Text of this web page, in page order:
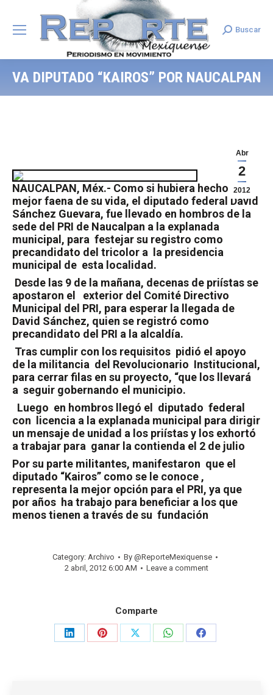
Search:
Buscar
VA DIPUTADO “KAIROS” POR NAUCALPAN
Abr
2
2012
NAUCALPAN, Méx.- Como si hubiera hecho la
mejor faena de su vida, el diputado federal David
Sánchez Guevara, fue llevado en hombros de la
sede del PRI de Naucalpan a la explanada
municipal, para festejar su registro como
precandidato del tricolor a
la presidencia
municipal de esta localidad.
Desde las 9 de la mañana, decenas de priístas se
apostaron el
exterior del Comité Directivo
Municipal del PRI, para esperar la llegada de
David Sánchez, quien se registró como
precandidato del PRI a la alcaldía.
Tras cumplir con los requisitos pidió el apoyo
de la militancia del Revolucionario Institucional,
para cerrar filas en su proyecto, “que los llevará
a seguir gobernando el municipio.
Luego en hombros llegó el diputado federal
con
licencia a la explanada municipal para dirigir
un mensaje de unidad a los priístas y los exhortó
a trabajar para ganar la contienda el 2 de julio
Por su parte militantes, manifestaron que el
diputado “Kairos” como se le conoce ,
representa la mejor opción para el PRI, ya que
por años ha trabajo para beneficiar a los que
menos tienen a través de su fundación
Category: Archivo By @ReporteMexiquense
2 abril, 2012 6:00 AM
Leave a comment
Comparte
Share
Share
Share
Share
Share